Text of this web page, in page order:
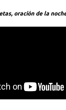
oración de la